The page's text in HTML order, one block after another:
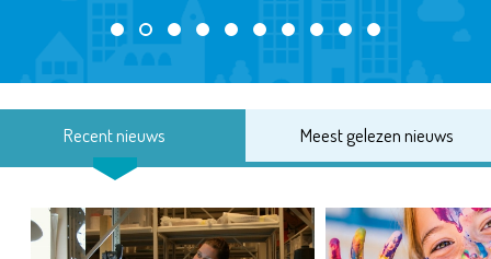
Recent nieuws Meest gelezen nieuws